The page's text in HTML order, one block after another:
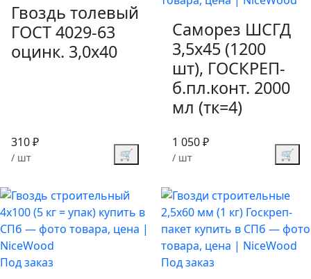
Гвоздь толевый
ГОСТ 4029-63
оцинк. 3,0х40
310 ₽
/ шт 🛒
Саморез ШСГД
3,5х45 (1200
шт), ГОСКРЕП-
б.пл.конт. 2000
мл (тк=4)
1 050 ₽
/ шт 🛒
Под заказ Под заказ